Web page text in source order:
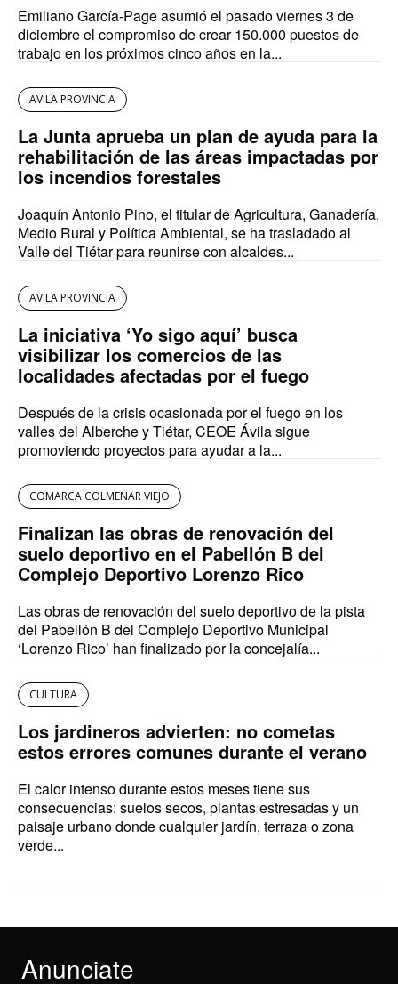
Emiliano García-Page asumió el pasado viernes 3 de
diciembre el compromiso de crear 150.000 puestos de
trabajo en los próximos cinco años en la...
AVILA PROVINCIA
La Junta aprueba un plan de ayuda para la
rehabilitación de las áreas impactadas por
los incendios forestales
Joaquín Antonio Pino, el titular de Agricultura, Ganadería,
Medio Rural y Política Ambiental, se ha trasladado al
Valle del Tiétar para reunirse con alcaldes...
AVILA PROVINCIA
La iniciativa ‘Yo sigo aquí’ busca
visibilizar los comercios de las
localidades afectadas por el fuego
Después de la crisis ocasionada por el fuego en los
valles del Alberche y Tiétar, CEOE Ávila sigue
promoviendo proyectos para ayudar a la...
COMARCA COLMENAR VIEJO
Finalizan las obras de renovación del
suelo deportivo en el Pabellón B del
Complejo Deportivo Lorenzo Rico
Las obras de renovación del suelo deportivo de la pista
del Pabellón B del Complejo Deportivo Municipal
‘Lorenzo Rico’ han finalizado por la concejalía...
CULTURA
Los jardineros advierten: no cometas
estos errores comunes durante el verano
El calor intenso durante estos meses tiene sus
consecuencias: suelos secos, plantas estresadas y un
paisaje urbano donde cualquier jardín, terraza o zona
verde...
Anunciate